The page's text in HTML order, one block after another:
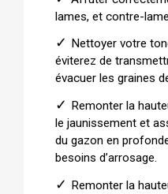
lames, et contre-
✓
Nettoyer votre
éviterez de
évacuer les graines
✓ Remonter la
le jaunissement et
du gazon en
besoins d’arrosage.
✓ Remonter la